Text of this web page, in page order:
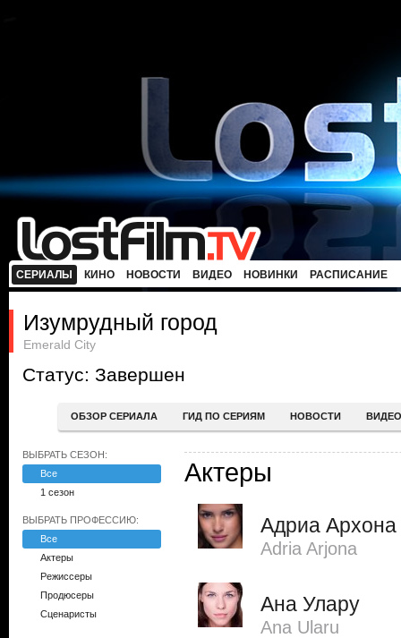
СЕРИАЛЫ КИНО НОВОСТИ ВИДЕО НОВИНКИ РАСПИСАНИЕ
Изумрудный город
Emerald City
Статус: Завершен
ОБЗОР СЕРИАЛА ГИД ПО СЕРИЯМ НОВОСТИ ВИДЕО
ВЫБРАТЬ СЕЗОН:
Все
1 сезон
ВЫБРАТЬ ПРОФЕССИЮ:
Все
Актеры
Режиссеры
Продюсеры
Сценаристы
Актеры
Адриа Архона
Adria Arjona
Ана Улару
Ana Ularu